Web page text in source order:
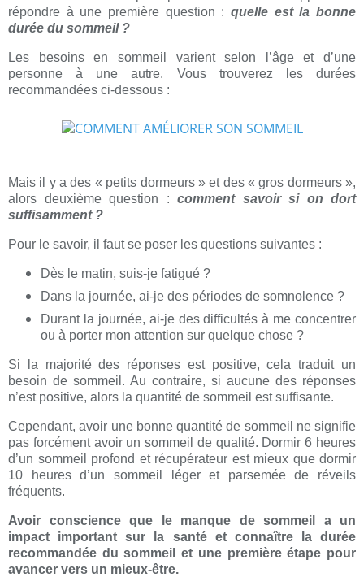
répondre à une première question : quelle est la bonne
durée du sommeil ?
Les besoins en sommeil varient selon l’âge et d’une
personne à une autre. Vous trouverez les durées
recommandées ci-dessous :
Mais il y a des « petits dormeurs » et des « gros dormeurs »,
alors deuxième question : comment savoir si on dort
suffisamment ?
Pour le savoir, il faut se poser les questions suivantes :
Dès le matin, suis-je fatigué ?
Dans la journée, ai-je des périodes de somnolence ?
Durant la journée, ai-je des difficultés à me concentrer
ou à porter mon attention sur quelque chose ?
Si la majorité des réponses est positive, cela traduit un
besoin de sommeil. Au contraire, si aucune des réponses
n’est positive, alors la quantité de sommeil est suffisante.
Cependant, avoir une bonne quantité de sommeil ne signifie
pas forcément avoir un sommeil de qualité. Dormir 6 heures
d’un sommeil profond et récupérateur est mieux que dormir
10 heures d’un sommeil léger et parsemée de réveils
fréquents.
Avoir conscience que le manque de sommeil a un
impact important sur la santé et connaître la durée
recommandée du sommeil et une première étape pour
avancer vers un mieux-être.